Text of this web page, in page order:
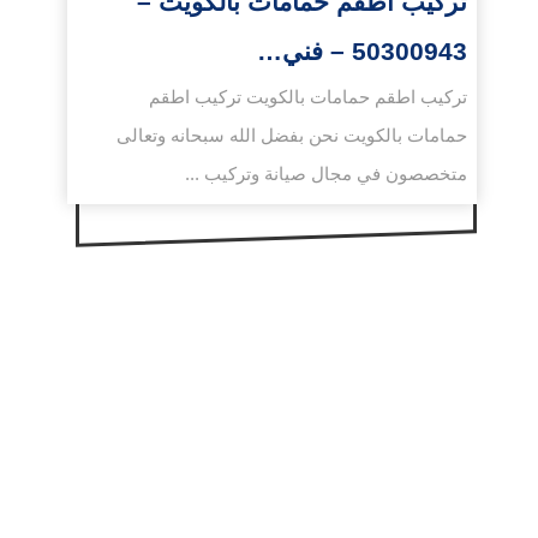
50300943 – فني…
تركيب اطقم حمامات بالكويت تركيب اطقم
حمامات بالكويت نحن بفضل الله سبحانه وتعالى
متخصصون في مجال صيانة وتركيب ...